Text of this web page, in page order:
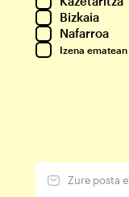
Bizkaia
Nafarroa
Izena ematean